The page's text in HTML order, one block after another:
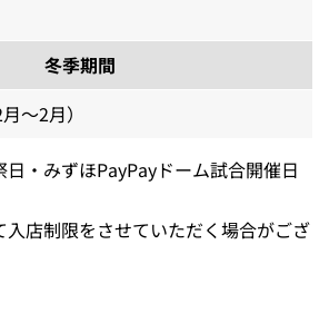
冬季期間
～2月）
日・みずほPayPayドーム試合開催日
入店制限をさせていただく場合がござ